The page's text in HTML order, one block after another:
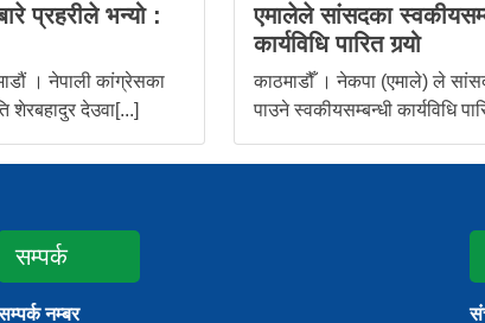
प्रहरीले भन्यो :
। नेपाली कांग्रेसका
शेरबहादुर देउवा[...]
एमालेले सांसदका
कार्यविधि पारित गर्‍यो
काठमाडौँ । नेकपा (एमाले) ले
पाउने स्वकीयसम्बन्धी कार्यविधि
सम्पर्क
नम्बर